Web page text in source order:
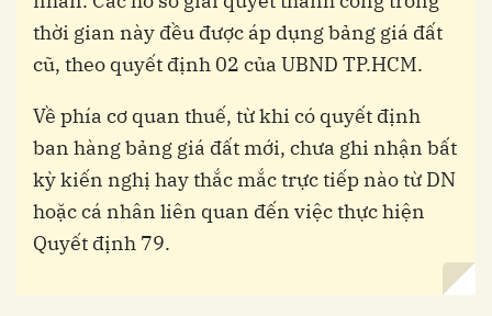
thời gian này đều được áp dụng bảng giá đất
cũ, theo quyết định 02 của UBND TP.HCM.
Về phía cơ quan thuế, từ khi có quyết định
ban hàng bảng giá đất mới, chưa ghi nhận bất
kỳ kiến nghị hay thắc mắc trực tiếp nào từ DN
hoặc cá nhân liên quan đến việc thực hiện
Quyết định 79.